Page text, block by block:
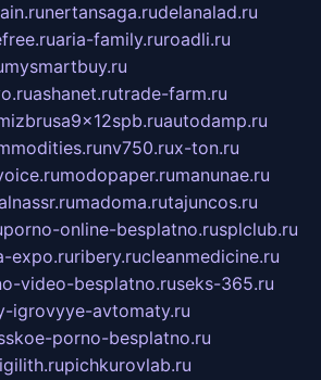
nertansaga.rudelanalad.ru
aria-family.ruroadli.ru
mysmartbuy.ru
ashanet.rutrade-farm.ru
autodamp.ru
nv750.rux-ton.ru
modopaper.rumanunae.ru
madoma.rutajuncos.ru
porno-online-besplatno.rusplclub.ru
expo.ruribery.rucleanmedicine.ru
video-besplatno.ruseks-365.ru
igrovyye-avtomaty.ru
porno-besplatno.ru
pichkurovlab.ru